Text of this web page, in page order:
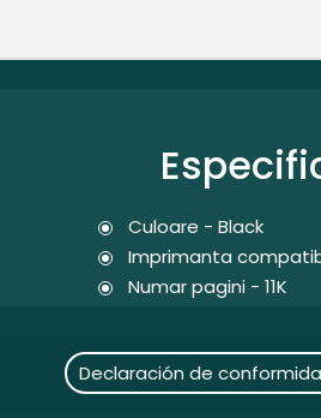
Culoare - Black
Imprimanta
Numar pagini - 11K
Declaración de